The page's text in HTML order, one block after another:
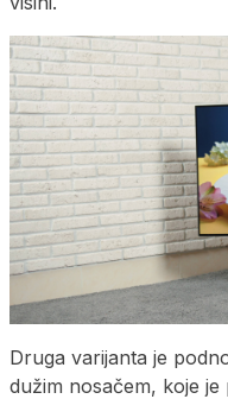
Druga varijanta je
dužim nosačem, koje